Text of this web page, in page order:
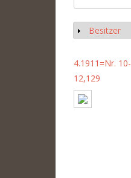
Show
Besitzer
4.1911=Nr. 10-
12,129